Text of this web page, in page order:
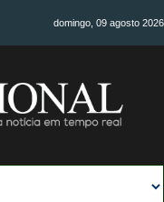
domingo, 09 agosto 2026